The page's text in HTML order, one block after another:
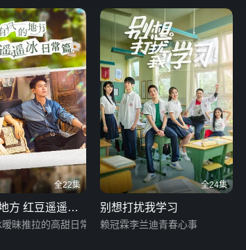
全22集
方 红豆遥遥冰
昧推拉的高甜日常
全24集
别想打扰我学习
赖冠霖李兰迪青春心事